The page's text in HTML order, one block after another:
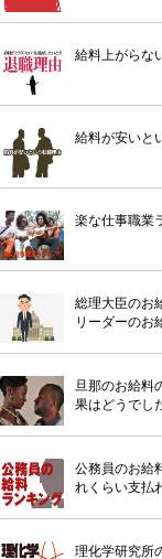
給料上がらな
給料が安いと
楽な仕事職業
総理大臣のお
リーダーのお
旦那のお給料
果はどうでし
公務員のお給
れくらい支払
理化学研究所